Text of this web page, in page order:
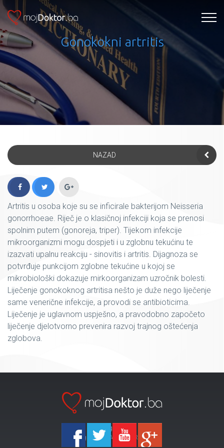
Gonokokni artritis
NAZAD
Artritis u osoba koje su se inficirale bakterijom Neisseria
gonorrhoeae. Riječ je o klasičnoj infekciji koja se prenosi
spolnim putem (gonoreja, triper). Tijekom infekcije
mikroorganizmi mogu dospjeti i u zglobnu tekućinu te
izazvati upalnu reakciju - sinovitis i artritis. Dijagnoza se
potvrđuje punkcijom zglobne tekućine u kojoj se
mikrobiološki dokazuje mirkoorganizam uzročnik bolesti.
Liječenje gonokoknog artritisa nešto je duže nego liječenje
same venerične infekcije, a provodi se antibioticima.
Liječenje je uglavnom uspješno, a pravodobno započeto
liječenje djelotvorno prevenira razvoj trajnog oštećenja
zglobova.
Ka-Agencija
Copyright 2026 All Right Reserved